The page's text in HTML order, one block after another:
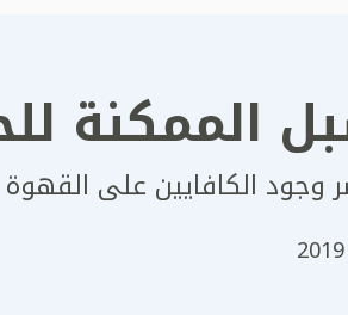
الممكنة
وجود الكافايين على